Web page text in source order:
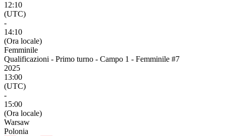
12:10
(UTC)
-
14:10
(Ora locale)
Femminile
Qualificazioni - Primo turno - Campo 1 - Femminile #7
2025
13:00
(UTC)
-
15:00
(Ora locale)
Warsaw
Polonia